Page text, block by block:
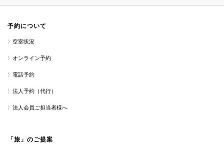
予約について
空室状況
オンライン予約
電話予約
法人予約（代行）
法人会員ご担当者様へ
「旅」のご提案